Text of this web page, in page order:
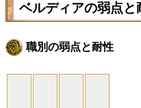
ベルディアの弱点と
職別の弱点と耐性